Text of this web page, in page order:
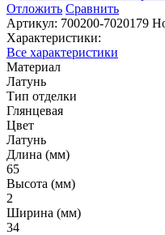
Отложить Сравнить
Артикул: 700200-7020179
Характеристики:
Все характеристики
Материал
Латунь
Тип отделки
Глянцевая
Цвет
Латунь
Длина (мм)
65
Высота (мм)
2
Ширина (мм)
34